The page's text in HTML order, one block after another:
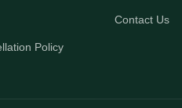
Policy
Contact Us